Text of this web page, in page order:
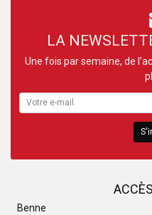
Benne
LA
Une fois par semaine, de